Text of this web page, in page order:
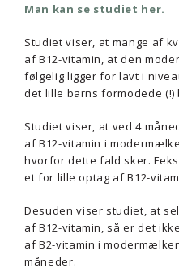
Man kan se studiet her.
Studiet viser, at mange af
af B12-vitamin, at den
følgelig ligger for lavt i
det lille barns formodede (!)
Studiet viser, at ved 4
af B12-vitamin i
hvorfor dette fald sker.
et for lille optag af B12-
Desuden viser studiet, at
af B12-vitamin, så er det
af B2-vitamin i
måneder.